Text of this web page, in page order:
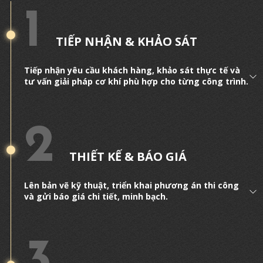
ưa chuộng hiện nay thì bài viết dưới đây
sẽ giúp bạn dễ dàng lựa chọn hơn.
1 TIẾP NHẬN & KHẢO SÁT
Tiếp nhận yêu cầu khách hàng, khảo sát thực tế và
tư vấn giải pháp cơ khí phù hợp cho từng công trình.
2 THIẾT KẾ & BÁO GIÁ
Lên bản vẽ kỹ thuật, triển khai phương án thi công
và gửi báo giá chi tiết, minh bạch.